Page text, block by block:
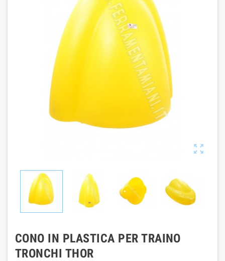

CONO IN PLASTICA PER TRAINO
TRONCHI THOR